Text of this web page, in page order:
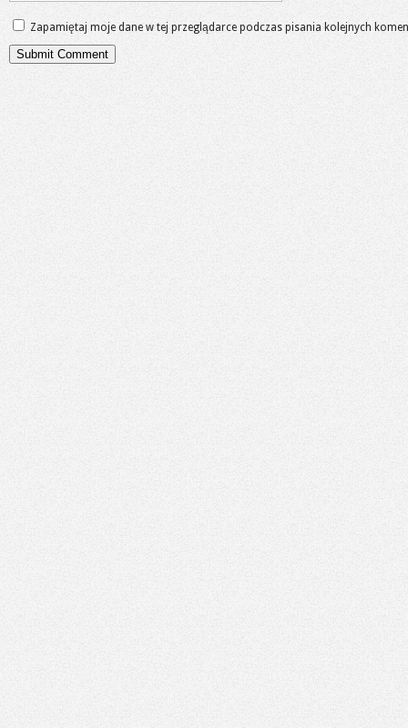
Zapamiętaj moje dane w tej przeglądarce podczas pisania kolejnych